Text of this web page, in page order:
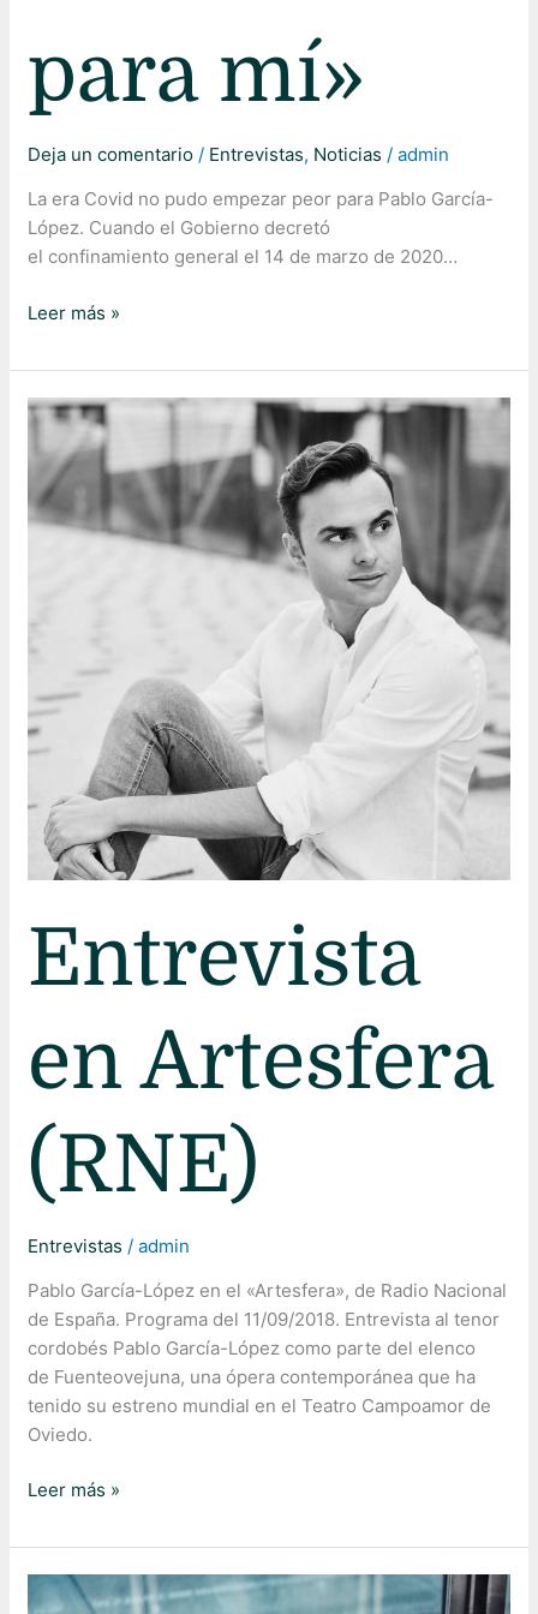
para mí»
Deja un comentario / Entrevistas, Noticias /admin
La era Covid no pudo empezar peor para Pablo García-
López. Cuando el Gobierno decretó
el confinamiento general el 14 de marzo de 2020…
Leer más »
Entrevista
en Artesfera
(RNE)
Entrevistas /admin
Pablo García-López en el «Artesfera», de Radio Nacional
de España. Programa del 11/09/2018. Entrevista al tenor
cordobés Pablo García-López como parte del elenco
de Fuenteovejuna, una ópera contemporánea que ha
tenido su estreno mundial en el Teatro Campoamor de
Oviedo.
Entrevista
Artesfera
(RNE)
Leer más »
“En